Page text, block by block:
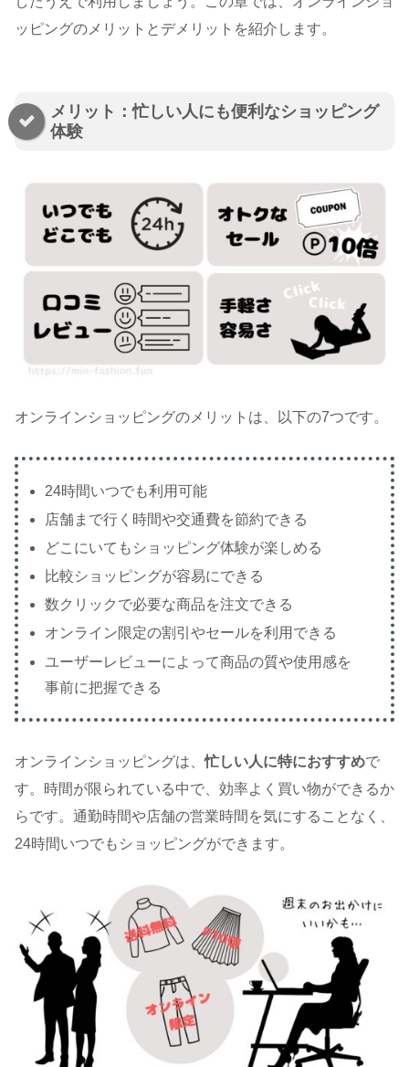
ッピングのメリットとデメリットを紹介します。
メリット：忙しい人にも便利なショッピング
体験
オンラインショッピングのメリットは、以下の7つです。
24時間いつでも利用可能
店舗まで行く時間や交通費を節約できる
どこにいてもショッピング体験が楽しめる
比較ショッピングが容易にできる
数クリックで必要な商品を注文できる
オンライン限定の割引やセールを利用できる
ユーザーレビューによって商品の質や使用感を
事前に把握できる
オンラインショッピングは、忙しい人に特におすすめで
す。時間が限られている中で、効率よく買い物ができるか
らです。通勤時間や店舗の営業時間を気にすることなく、
24時間いつでもショッピングができます。